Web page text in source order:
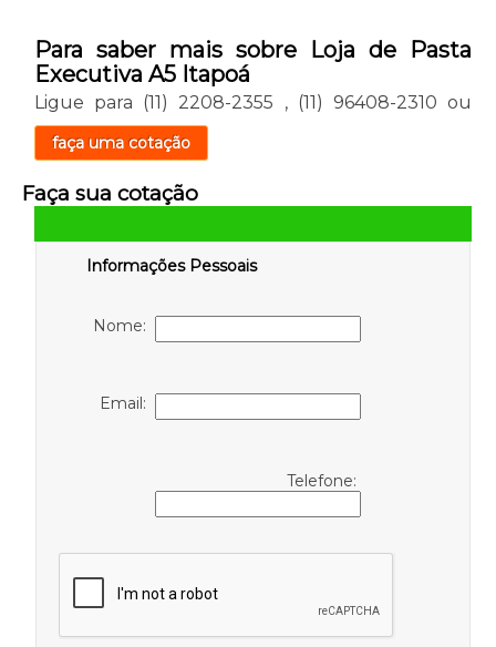
Para saber mais sobre Loja de Pasta
Executiva A5 Itapoá
Ligue para (11) 2208-2355 , (11) 96408-2310 ou
faça uma cotação
Faça sua cotação
Informações Pessoais
Nome:
Email:
Telefone: